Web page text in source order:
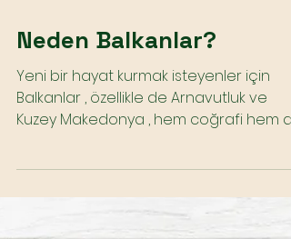
Neden Balkanlar?